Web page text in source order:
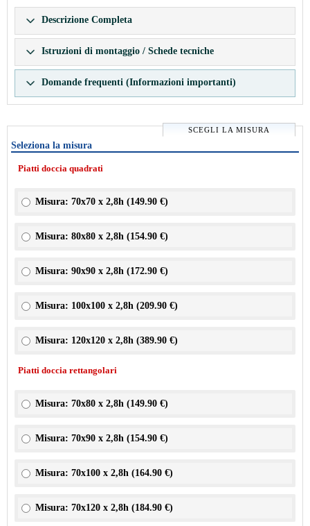
Descrizione Completa
Istruzioni di montaggio / Schede tecniche
Domande frequenti (Informazioni importanti)
SCEGLI LA MISURA
Seleziona la misura
Piatti doccia quadrati
Misura: 70x70 x 2,8h (149.90 €)
Misura: 80x80 x 2,8h (154.90 €)
Misura: 90x90 x 2,8h (172.90 €)
Misura: 100x100 x 2,8h (209.90 €)
Misura: 120x120 x 2,8h (389.90 €)
Piatti doccia rettangolari
Misura: 70x80 x 2,8h (149.90 €)
Misura: 70x90 x 2,8h (154.90 €)
Misura: 70x100 x 2,8h (164.90 €)
Misura: 70x120 x 2,8h (184.90 €)